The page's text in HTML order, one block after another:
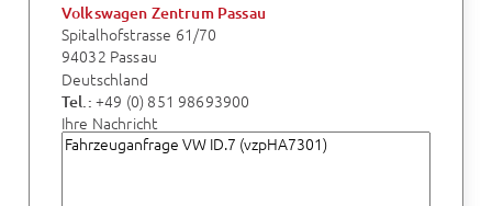
Volkswagen Zentrum Passau
Spitalhofstrasse 61/70
94032 Passau
Deutschland
Tel.: +49 (0) 851 98693900
Ihre Nachricht